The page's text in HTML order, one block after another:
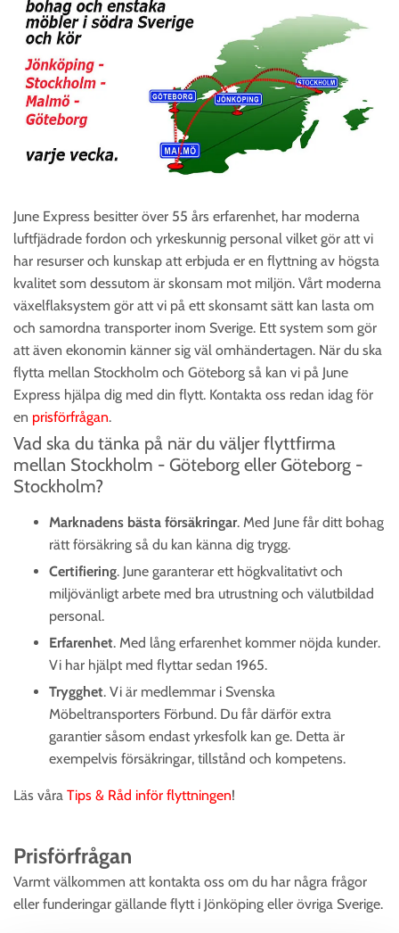
June Express besitter över 55 års erfarenhet, har moderna
luftfjädrade fordon och yrkeskunnig personal vilket gör att vi
har resurser och kunskap att erbjuda er en flyttning av högsta
kvalitet som dessutom är skonsam mot miljön. Vårt moderna
växelflaksystem gör att vi på ett skonsamt sätt kan lasta om
och samordna transporter inom Sverige. Ett system som gör
att även ekonomin känner sig väl omhändertagen. När du ska
flytta mellan Stockholm och Göteborg så kan vi på June
Express hjälpa dig med din flytt. Kontakta oss redan idag för
en prisförfrågan.
Vad ska du tänka på när du väljer flyttfirma
mellan Stockholm - Göteborg eller Göteborg -
Stockholm?
Marknadens bästa försäkringar. Med June får ditt bohag
rätt försäkring så du kan känna dig trygg.
Certifiering. June garanterar ett högkvalitativt och
miljövänligt arbete med bra utrustning och välutbildad
personal.
Erfarenhet. Med lång erfarenhet kommer nöjda kunder.
Vi har hjälpt med flyttar sedan 1965.
Trygghet. Vi är medlemmar i Svenska
Möbeltransporters Förbund. Du får därför extra
garantier såsom endast yrkesfolk kan ge. Detta är
exempelvis försäkringar, tillstånd och kompetens.
Läs våra Tips & Råd inför flyttningen!
Prisförfrågan
Varmt välkommen att kontakta oss om du har några frågor
eller funderingar gällande flytt i Jönköping eller övriga Sverige.